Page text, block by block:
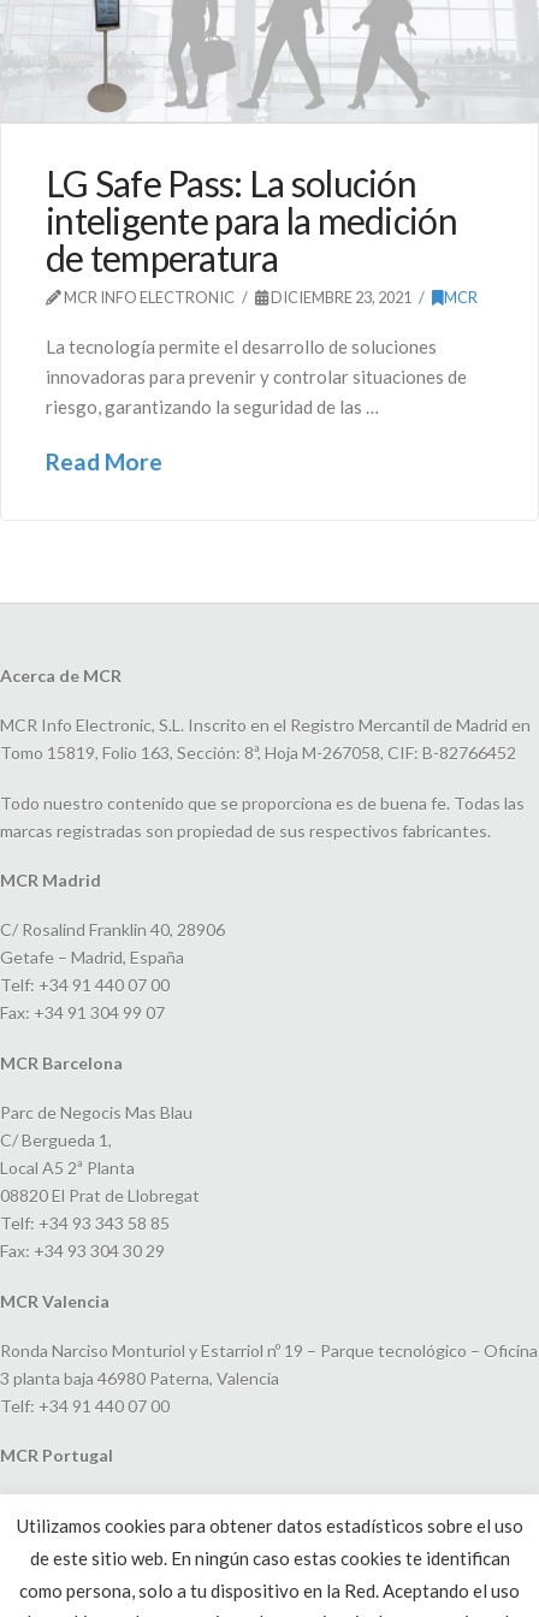
LG Safe Pass: La solución
inteligente para la medición
de temperatura
MCR INFO ELECTRONIC DICIEMBRE 23, 2021 MCR
La tecnología permite el desarrollo de soluciones
innovadoras para prevenir y controlar situaciones de
riesgo, garantizando la seguridad de las …
Read More
Acerca de MCR
MCR Info Electronic, S.L. Inscrito en el Registro Mercantil de Madrid en
Tomo 15819, Folio 163, Sección: 8ª, Hoja M-267058, CIF: B-82766452
Todo nuestro contenido que se proporciona es de buena fe. Todas las
marcas registradas son propiedad de sus respectivos fabricantes.
MCR Madrid
C/ Rosalind Franklin 40, 28906
Getafe – Madrid, España
Telf: +34 91 440 07 00
Fax: +34 91 304 99 07
MCR Barcelona
Parc de Negocis Mas Blau
C/ Bergueda 1,
Local A5 2ª Planta
08820 El Prat de Llobregat
Telf: +34 93 343 58 85
Fax: +34 93 304 30 29
MCR Valencia
Ronda Narciso Monturiol y Estarriol nº 19 – Parque tecnológico – Oficina
3 planta baja 46980 Paterna, Valencia
Telf: +34 91 440 07 00
MCR Portugal
João V, 24
1250-091 Lisboa, Portugal
Telf: +351 220 993 033
Utilizamos cookies para obtener datos estadísticos sobre el uso
de este sitio web. En ningún caso estas cookies te identifican
como persona, solo a tu dispositivo en la Red. Aceptando el uso